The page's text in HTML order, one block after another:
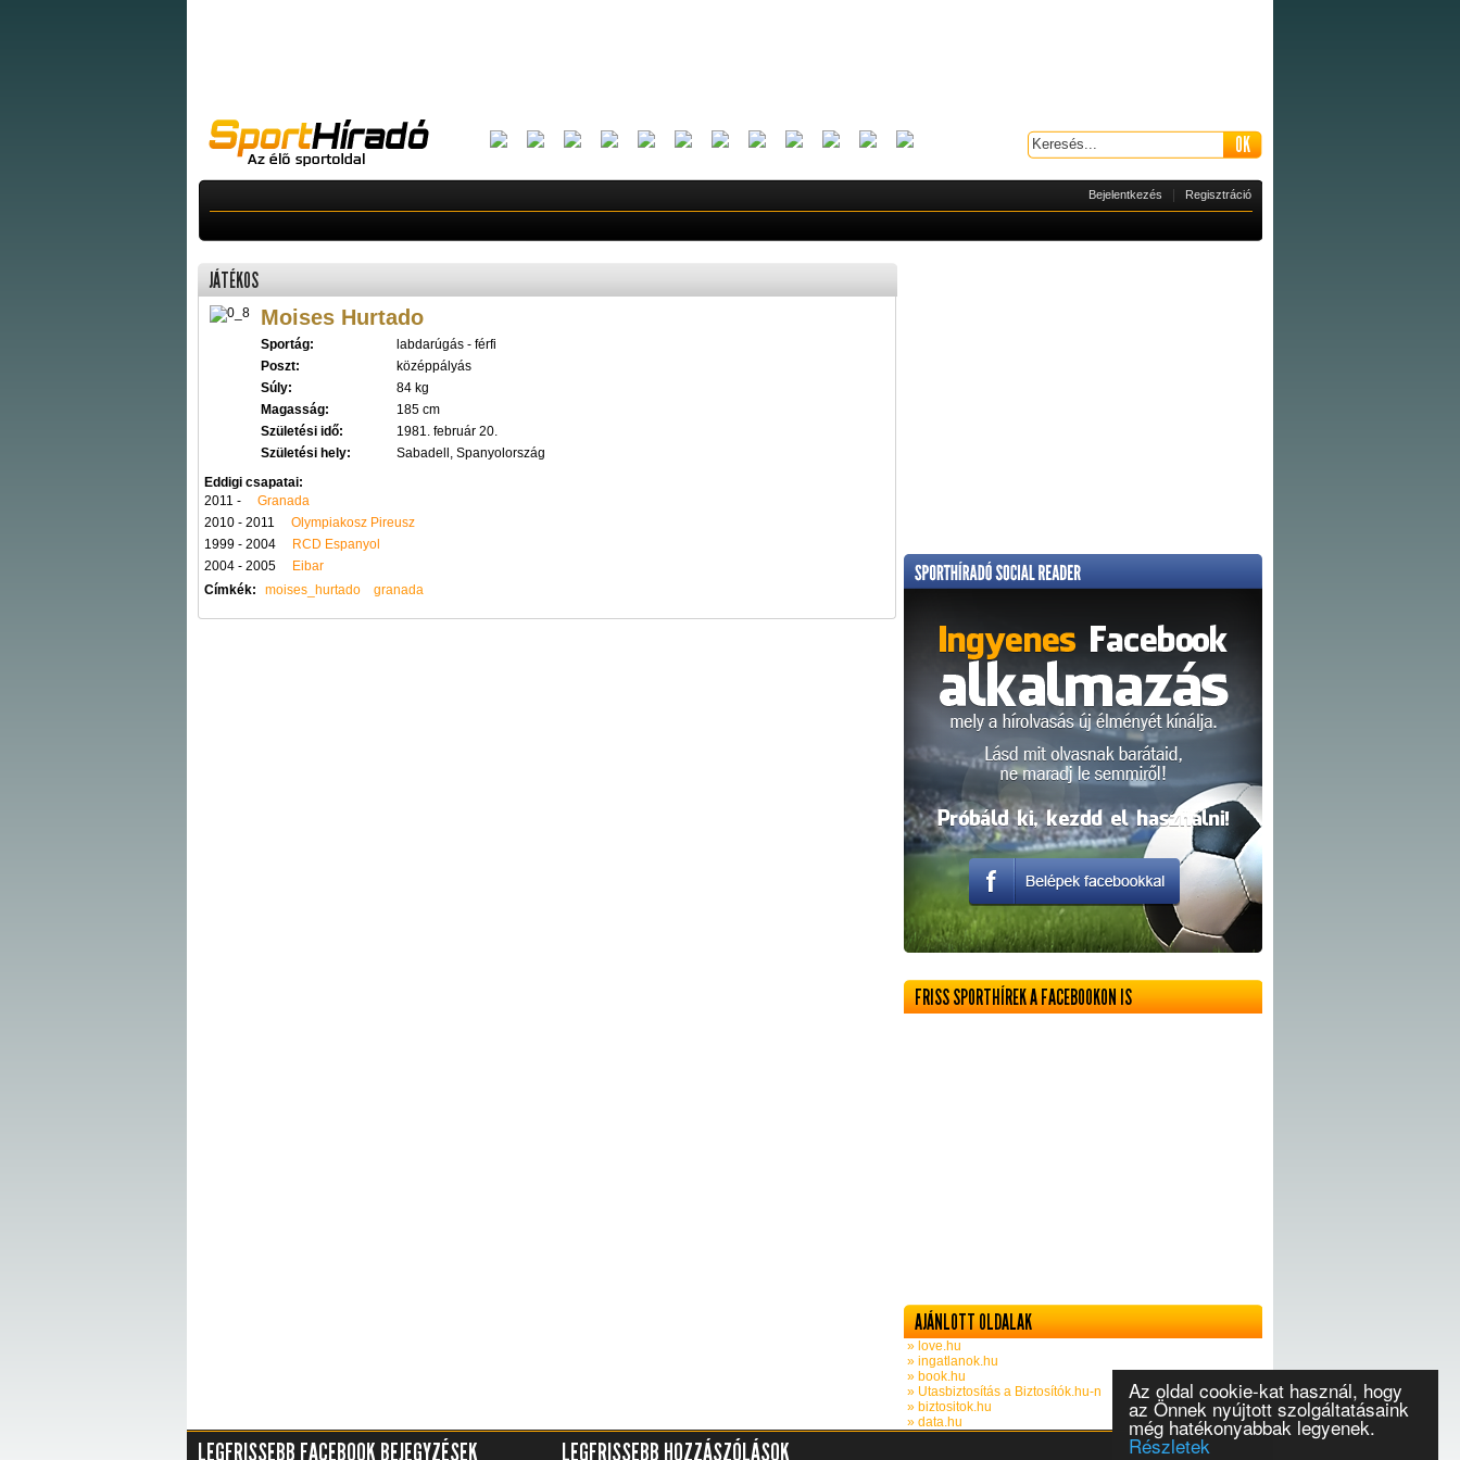
Az oldal cookie-kat használ, hogy
az Önnek nyújtott szolgáltatásaink
még hatékonyabbak legyenek.
Részletek
Bejelentkezés Regisztráció
JÁTÉKOS
Moises Hurtado
Sportág:
labdarúgás - férfi
Poszt:
középpályás
Súly:
84 kg
Magasság:
185 cm
Születési idő:
1981. február 20.
Születési hely:
Sabadell, Spanyolország
Eddigi csapatai:
2011 -
Granada
2010 - 2011
Olympiakosz Pireusz
1999 - 2004
RCD Espanyol
2004 - 2005
Eibar
Címkék:
moises_hurtado granada
FRISS SPORTHÍREK A FACEBOOKON IS
AJÁNLOTT OLDALAK
» love.hu
» ingatlanok.hu
» book.hu
» Utasbiztosítás a Biztosítók.hu-n
» biztositok.hu
» data.hu
LEGFRISSEBB FACEBOOK BEJEGYZÉSEK LEGFRISSEBB HOZZÁSZÓLÁSOK